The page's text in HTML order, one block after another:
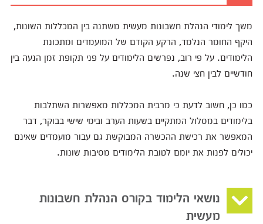
משך לימודי הנהלת חשבונות מעשית משתנה בין המכללות השונות,
היקף החומר הנלמד, הרקע הקודם של המועמדים ומתכונת
הלימודים. על פי רוב, נפרשים הלימודים על פני תקופת זמן הנעה בין
חודשיים לבין חצי שנה.
כמו כן, חשוב לדעת כי מרבית המכללות מאפשרות השתלבות
בלימודים במסלול המתקיים בשעות הערב ובימי שישי בבוקר, דבר
המאפשר את רכישת ההכשרה המבוקשת גם עבור מועמדים שאינם
יכולים לפנות את יומם לטובת הלימודים מסיבות שונות.
נושאי הלימוד בקורס הנהלת חשבונות
מעשית